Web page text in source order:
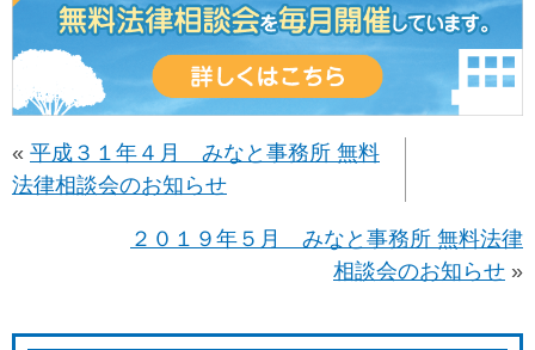
« 平成３１年４月 みなと事務所 無料
法律相談会のお知らせ
２０１９年５月 みなと事務所 無料法律
相談会のお知らせ »